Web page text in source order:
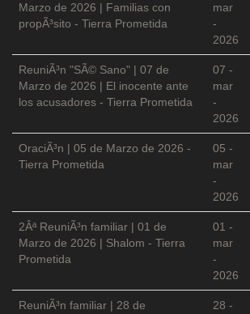
Marzo de 2026 | Familias con
propÃ³sito - Tierra Prometida
mar
-
2026
ReuniÃ³n "SÃ© Sano" | 07 de
Marzo de 2026 | El inocente ante
los acusadores - Tierra Prometida
07 -
mar
-
2026
OraciÃ³n | 05 de Marzo de 2026 -
Tierra Prometida
05 -
mar
-
2026
2Âª ReuniÃ³n familiar | 01 de
Marzo de 2026 | Shalom - Tierra
Prometida
01 -
mar
-
2026
ReuniÃ³n familiar | 28 de
28 -